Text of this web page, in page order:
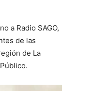
el
volumen.
para
aumentar
o
el
a Radio SAGO,
de las
de La